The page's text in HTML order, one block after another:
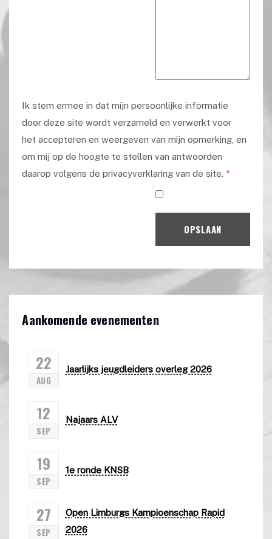
Ik stem ermee in dat mijn persoonlijke informatie
door deze site wordt verzameld en verwerkt voor
het accepteren en weergeven van mijn opmerking, en
om mij op de hoogte te stellen van antwoorden
daarop volgens de privacyverklaring van de site. *
OPSLAAN
Aankomende evenementen
22
AUG
Jaarlijks jeugdleiders overleg 2026
12
SEP
Najaars ALV
19
SEP
1e ronde KNSB
27
SEP
Open Limburgs Kampioenschap Rapid
2026